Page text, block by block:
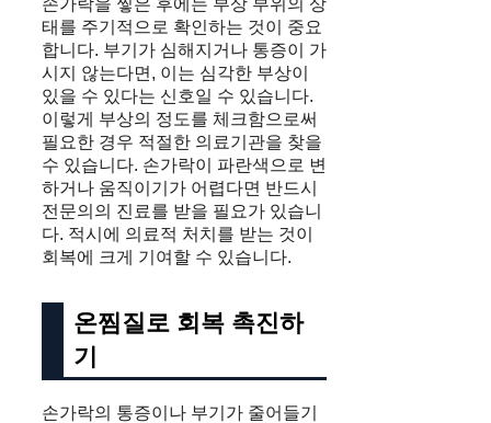
손가락을 찧은 후에는 부상 부위의 상
태를 주기적으로 확인하는 것이 중요
합니다. 부기가 심해지거나 통증이 가
시지 않는다면, 이는 심각한 부상이
있을 수 있다는 신호일 수 있습니다.
이렇게 부상의 정도를 체크함으로써
필요한 경우 적절한 의료기관을 찾을
수 있습니다. 손가락이 파란색으로 변
하거나 움직이기가 어렵다면 반드시
전문의의 진료를 받을 필요가 있습니
다. 적시에 의료적 처치를 받는 것이
회복에 크게 기여할 수 있습니다.
온찜질로 회복 촉진하
기
손가락의 통증이나 부기가 줄어들기